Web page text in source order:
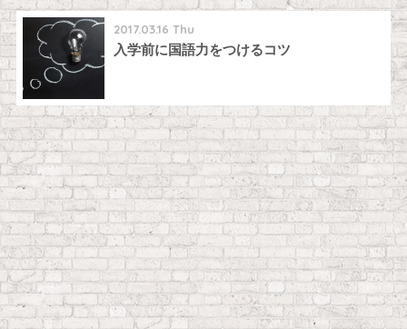
2017.03.16 Thu
入学前に国語力をつけるコツ